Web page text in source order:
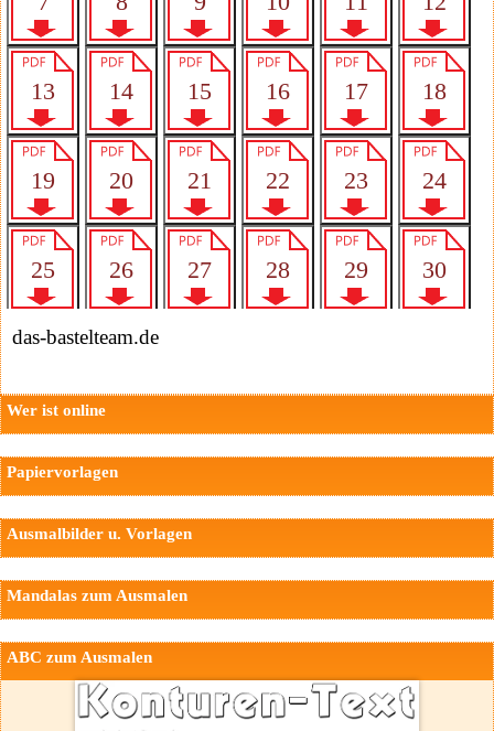
das-bastelteam.de
Wer ist online
Papiervorlagen
Ausmalbilder u. Vorlagen
Mandalas zum Ausmalen
ABC zum Ausmalen